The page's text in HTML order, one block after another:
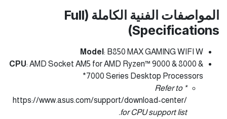
المواصفات الفنية الكاملة (Full
Specifications)
Model : B850 MAX GAMING WIFI W
CPU: AMD Socket AM5 for AMD Ryzen™ 9000 & 8000 &
7000 Series Desktop Processors*
* Refer to
https://www.asus.com/support/download-center/
for CPU support list.